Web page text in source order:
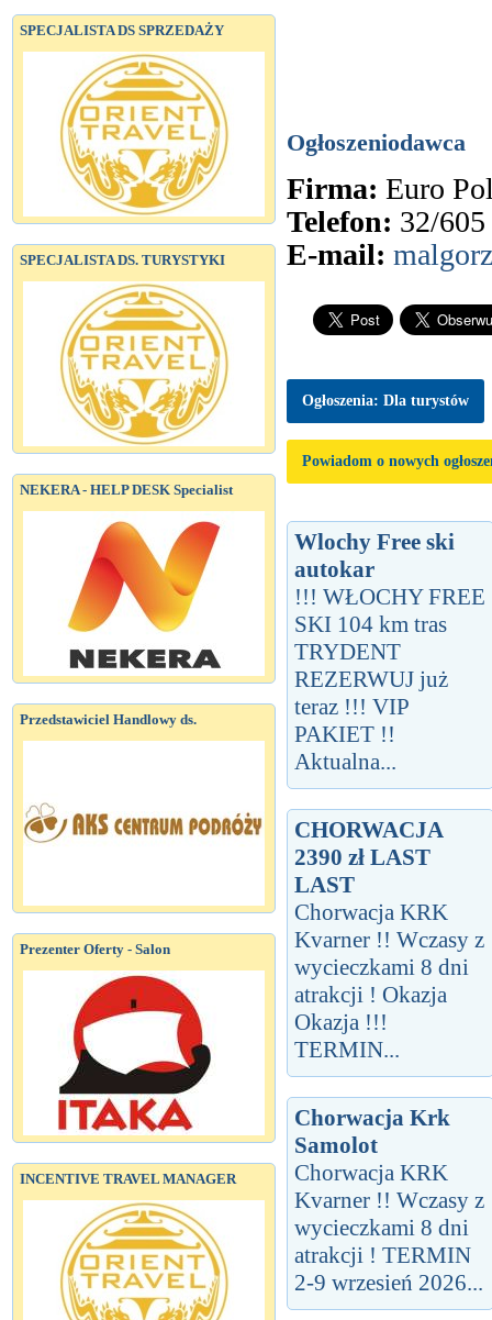
SPECJALISTA DS SPRZEDAŻY
SPECJALISTA DS. TURYSTYKI
NEKERA - HELP DESK Specialist
Przedstawiciel Handlowy ds.
Prezenter Oferty - Salon
INCENTIVE TRAVEL MANAGER
Ogłoszeniodawca
Firma: Euro
Telefon: 32/
E-mail:
Ogłoszenia: Dla turystów
Powiadom o nowych
Wlochy Free ski
autokar
!!! WŁOCHY FREE
SKI 104 km tras
TRYDENT
REZERWUJ już
teraz !!! VIP
PAKIET !!
Aktualna...
CHORWACJA
2390 zł LAST
LAST
Chorwacja KRK
Kvarner !! Wczasy z
wycieczkami 8 dni
atrakcji ! Okazja
Okazja !!!
TERMIN...
Chorwacja Krk
Samolot
Chorwacja KRK
Kvarner !! Wczasy z
wycieczkami 8 dni
atrakcji ! TERMIN
2-9 wrzesień 2026...